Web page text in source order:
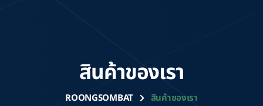
สินค้าของเรา
ROONGSOMBAT สินค้าของเรา